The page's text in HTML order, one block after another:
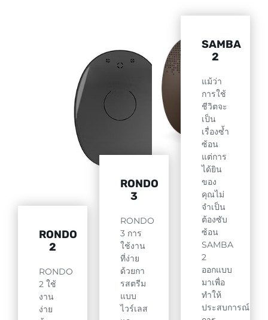
RONDO
2
RONDO
2 ใช้
งาน
ง่าย
RONDO
3
RONDO
3 การ
ใช้งาน
ที่ง่าย
ด้วยกา
รสตรีม
แบบ
ไวร์เลส
SAMBA
2
แม้ว่า
การใช้
ชีวิตจะ
เป็น
เรื่องซ้ำ
ซ้อน
แต่การ
ได้ยิน
ของ
คุณไม่
จำเป็น
ต้องซับ
ซ้อน
SAMBA
2
ออกแบบ
มาเพื่อ
ทำให้
ประสบการณ์